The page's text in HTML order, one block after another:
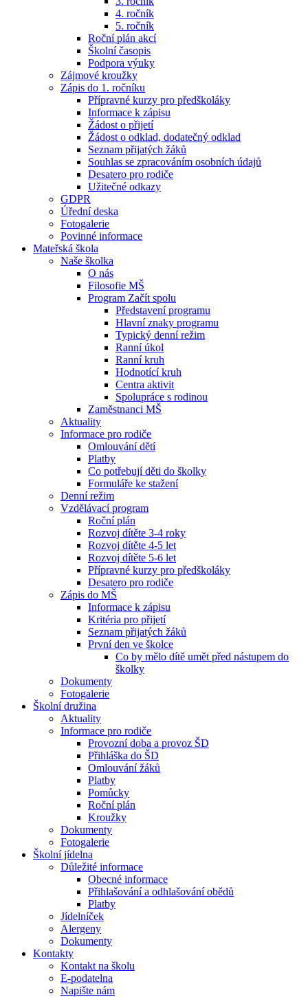
4. ročník
5. ročník
Roční plán akcí
Školní časopis
Podpora výuky
Zájmové kroužky
Zápis do 1. ročníku
Přípravné kurzy pro předškoláky
Informace k zápisu
Žádost o přijetí
Žádost o odklad, dodatečný odklad
Seznam přijatých žáků
Souhlas se zpracováním osobních údajů
Desatero pro rodiče
Užitečné odkazy
GDPR
Úřední deska
Fotogalerie
Povinné informace
Mateřská škola
Naše školka
O nás
Filosofie MŠ
Program Začít spolu
Představení programu
Hlavní znaky programu
Typický denní režim
Ranní úkol
Ranní kruh
Hodnotící kruh
Centra aktivit
Spolupráce s rodinou
Zaměstnanci MŠ
Aktuality
Informace pro rodiče
Omlouvání dětí
Platby
Co potřebují děti do školky
Formuláře ke stažení
Denní režim
Vzdělávací program
Roční plán
Rozvoj dítěte 3-4 roky
Rozvoj dítěte 4-5 let
Rozvoj dítěte 5-6 let
Přípravné kurzy pro předškoláky
Desatero pro rodiče
Zápis do MŠ
Informace k zápisu
Kritéria pro přijetí
Seznam přijatých žáků
První den ve školce
Co by mělo dítě umět před nástupem do
školky
Dokumenty
Fotogalerie
Školní družina
Aktuality
Informace pro rodiče
Provozní doba a provoz ŠD
Přihláška do ŠD
Omlouvání žáků
Platby
Pomůcky
Roční plán
Kroužky
Dokumenty
Fotogalerie
Školní jídelna
Důležité informace
Obecné informace
Přihlašování a odhlašování obědů
Platby
Jídelníček
Alergeny
Dokumenty
Kontakty
Kontakt na školu
E-podatelna
Napište nám